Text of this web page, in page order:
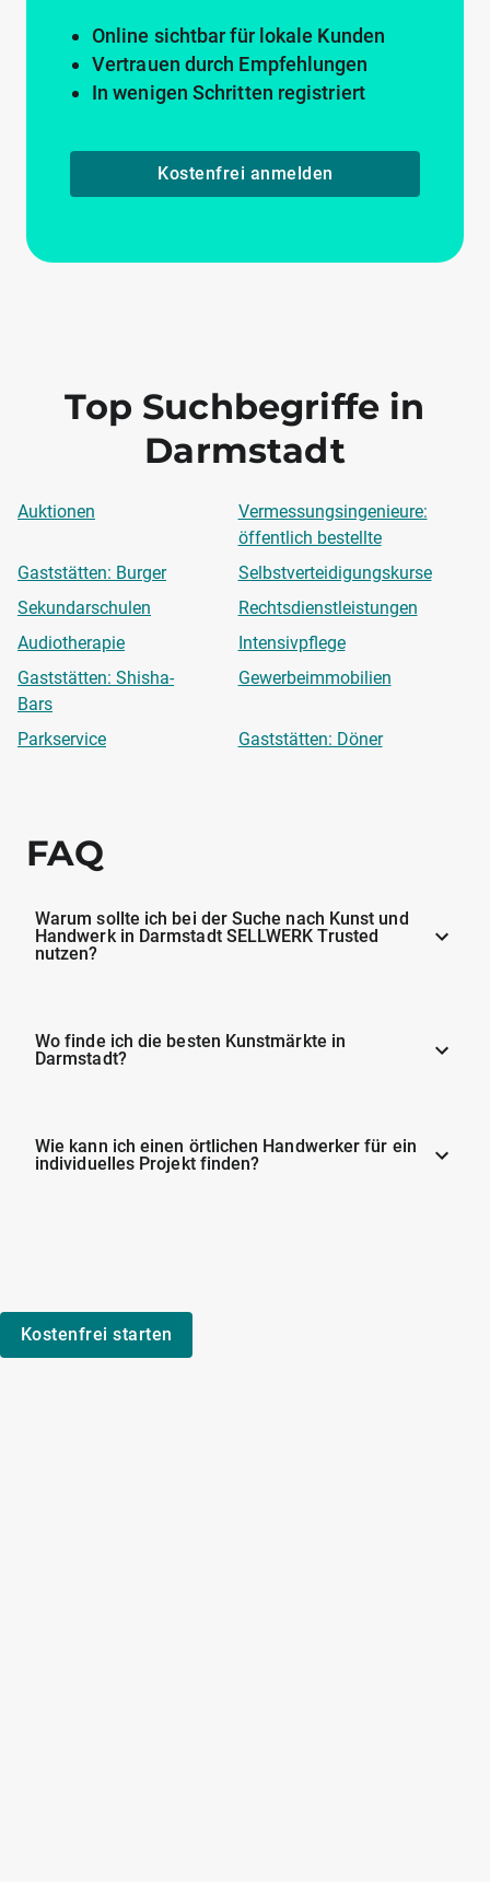
Online sichtbar für lokale Kunden
Vertrauen durch Empfehlungen
In wenigen Schritten registriert
Kostenfrei anmelden
Top Suchbegriffe in
Darmstadt
Auktionen
Vermessungsingenieure:
öffentlich bestellte
Gaststätten: Burger
Selbstverteidigungskurse
Sekundarschulen
Rechtsdienstleistungen
Audiotherapie
Intensivpflege
Gaststätten: Shisha-
Bars
Gewerbeimmobilien
Parkservice Gaststätten: Döner
FAQ
Warum sollte ich bei der Suche nach Kunst und
Handwerk in Darmstadt SELLWERK Trusted
nutzen?
Wo finde ich die besten Kunstmärkte in
Darmstadt?
Wie kann ich einen örtlichen Handwerker für ein
individuelles Projekt finden?
Kostenfrei starten